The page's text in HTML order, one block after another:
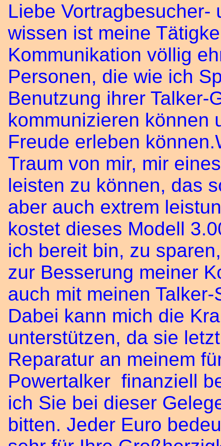
Liebe Vortragbesucher-
wissen ist meine
Kommunikation völlig
Personen, die wie ich
Benutzung ihrer Talker-
kommunizieren können
Freude erleben
Traum von mir, mir
leisten zu können, das
aber auch extrem
kostet dieses Modell
ich bereit bin, zu
zur Besserung meiner
auch mit meinen
Dabei kann mich die
unterstützen, da sie
Reparatur an meinem
Powertalker finanziell
ich Sie bei dieser
bitten. Jeder Euro